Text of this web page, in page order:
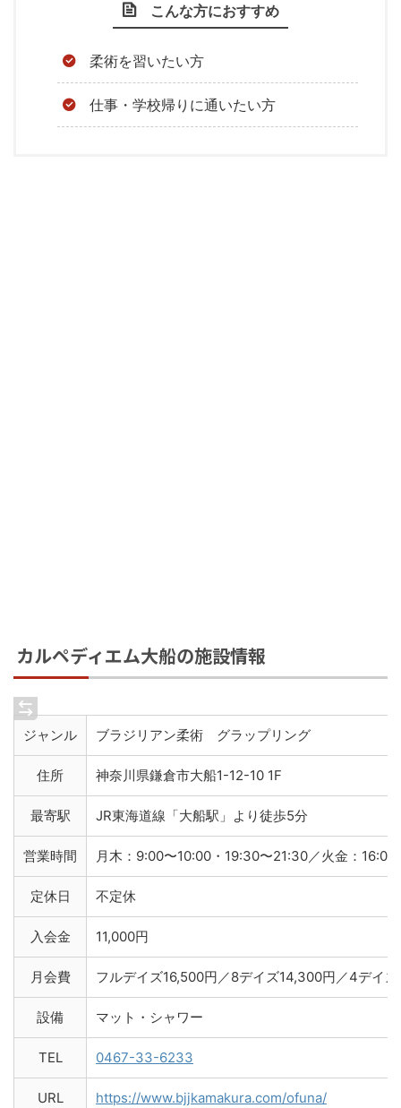
こんな方におすすめ
柔術を習いたい方
仕事・学校帰りに通いたい方
カルペディエム大船の施設情報
ジャンル ブラジリアン柔術 グラップリング
住所 神奈川県鎌倉市大船1-12-10 1F
最寄駅 JR東海道線「大船駅」より徒歩5分
営業時間 月木：9:00〜10:00・19:30〜21:30／火金：
定休日 不定休
入会金 11,000円
月会費 フルデイズ16,500円／8デイズ14,300円／4デイ
設備 マット・シャワー
TEL 0467-33-6233
URL https://www.bjjkamakura.com/ofuna/